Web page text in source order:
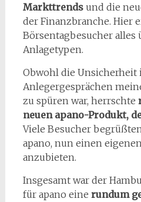
Markttrends und die
der Finanzbranche. Hier
Börsentagbesucher
Anlagetypen.
Obwohl die Unsicherheit
Anlegergesprächen
zu spüren war, herrschte
neuen apano-Produkt,
Viele Besucher
apano, nun einen
anzubieten.
Insgesamt war der
für apano eine rundum